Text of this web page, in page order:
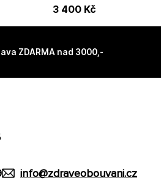
3 400 Kč
ZDARMA nad 3000,-
info@zdraveobouvani.cz